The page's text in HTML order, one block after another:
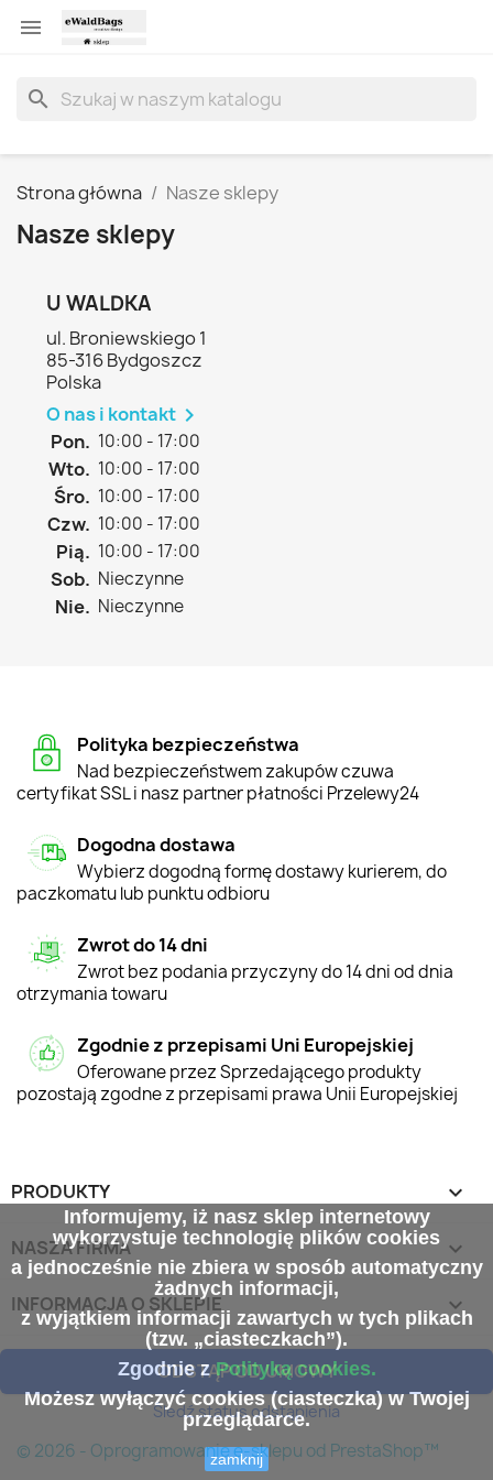
Informujemy, iż nasz sklep internetowy
wykorzystuje technologię plików cookies
a jednocześnie nie zbiera w sposób automatyczny
żadnych informacji,
z wyjątkiem informacji zawartych w tych plikach
(tzw. „ciasteczkach”).
Zgodnie zPolityką cookies.
Możesz wyłączyć cookies (ciasteczka) w Twojej
przeglądarce.
zamknij

search
Strona główna Nasze sklepy
Nasze sklepy
U WALDKA
ul. Broniewskiego 1
85-316 Bydgoszcz
Polska
O nas i kontakt 
Pon. 10:00 - 17:00
Wto. 10:00 - 17:00
Śro. 10:00 - 17:00
Czw. 10:00 - 17:00
Pią. 10:00 - 17:00
Sob. Nieczynne
Nie. Nieczynne
Polityka bezpieczeństwa
Nad bezpieczeństwem zakupów czuwa
certyfikat SSL i nasz partner płatności Przelewy24
Dogodna dostawa
Wybierz dogodną formę dostawy kurierem, do
paczkomatu lub punktu odbioru
Zwrot do 14 dni
Zwrot bez podania przyczyny do 14 dni od dnia
otrzymania towaru
Zgodnie z przepisami Uni Europejskiej
Oferowane przez Sprzedającego produkty
pozostają zgodne z przepisami prawa Unii Europejskiej
PRODUKTY 
NASZA FIRMA 
INFORMACJA O SKLEPIE keyboard_arrow_down
ODSTĄP OD UMOWY
Śledź status odstąpienia
© 2026 - Oprogramowanie e-sklepu od PrestaShop™